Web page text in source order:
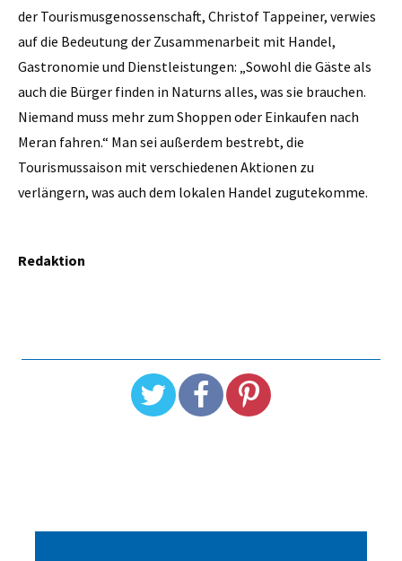
der Tourismusgenossenschaft, Christof Tappeiner, verwies
auf die Bedeutung der Zusammenarbeit mit Handel,
Gastronomie und Dienstleistungen: „Sowohl die Gäste als
auch die Bürger finden in Naturns alles, was sie brauchen.
Niemand muss mehr zum Shoppen oder Einkaufen nach
Meran fahren.“ Man sei außerdem bestrebt, die
Tourismussaison mit verschiedenen Aktionen zu
verlängern, was auch dem lokalen Handel zugutekomme.
Redaktion